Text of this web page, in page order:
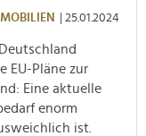
| 25.01.2024
EU-Pläne zur
Eine aktuelle
enorm
ist.